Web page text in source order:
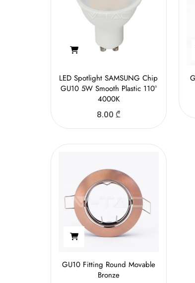
LED Spotlight SAMSUNG Chip
GU10 5W Smooth Plastic 110°
4000K
8.00 ₾
GU10 Fitting Round Movable
Bronze